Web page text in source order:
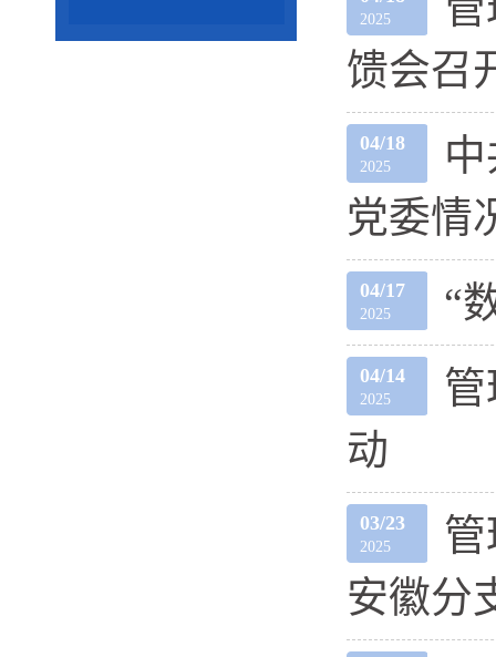
2025
馈会召
04/18
2025
党委情
04/17
2025 “
04/14
2025
动
03/23
2025
安徽分